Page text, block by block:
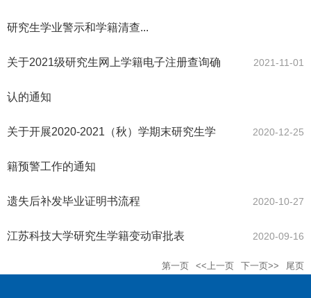
研究生学业警示和学籍清查...
关于2021级研究生网上学籍电子注册查询确
认的通知
2021-11-01
关于开展2020-2021（秋）学期末研究生学
籍预警工作的通知
2020-12-25
遗失后补发毕业证明书流程 2020-10-27
江苏科技大学研究生学籍变动审批表 2020-09-16
第一页 <<上一页 下一页>> 尾页